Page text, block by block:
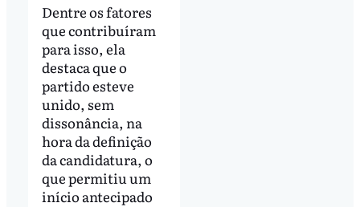
Dentre os fatores
que contribuíram
para isso, ela
destaca que o
partido esteve
unido, sem
dissonância, na
hora da definição
da candidatura, o
que permitiu um
início antecipado